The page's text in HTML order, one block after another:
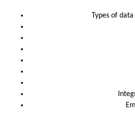
Types of